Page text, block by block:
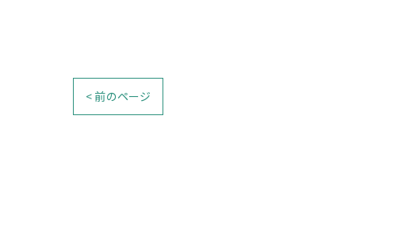
< 前のページ